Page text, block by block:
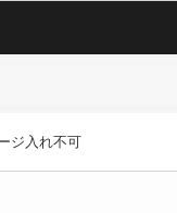
ジ入れ不可